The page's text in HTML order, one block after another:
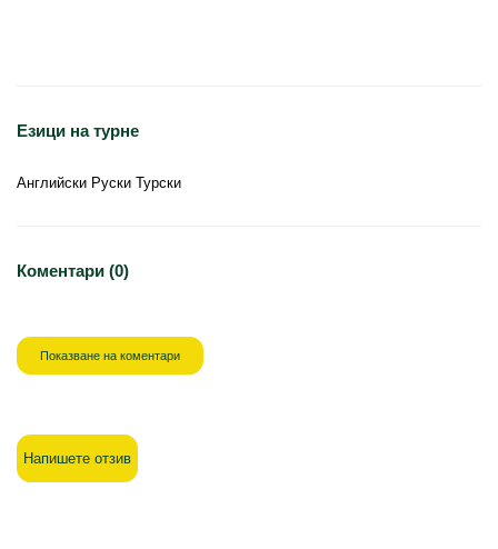
Езици на турне
Английски Руски Турски
Коментари (0)
Показване на коментари
Напишете отзив